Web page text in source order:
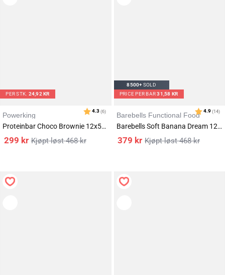
PER STK. 24,92 KR
Powerking
Proteinbar Choco Brownie 12x55g
468kr
299 kr
8500+SOLD
PRICE PER BAR31,58 KR
Barebells Functional Food
Barebells Soft Banana Dream 12x55g
468kr
379 kr